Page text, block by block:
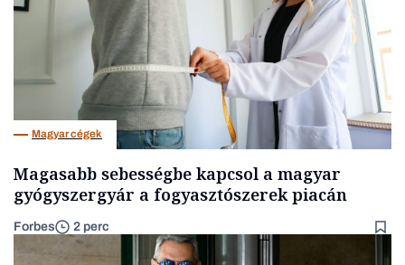
Magyar cégek
Magasabb sebességbe kapcsol a magyar
gyógyszergyár a fogyasztószerek piacán
Forbes 2 perc